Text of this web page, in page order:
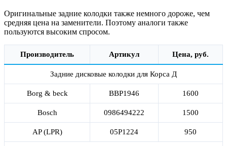
Оригинальные задние колодки также немного дороже, чем
средняя цена на заменители. Поэтому аналоги также
пользуются высоким спросом.
Производитель Артикул Цена, руб.
Задние дисковые колодки для Корса Д
Borg & beck BBP1946 1600
Bosch 0986494222 1500
AP (LPR) 05P1224 950